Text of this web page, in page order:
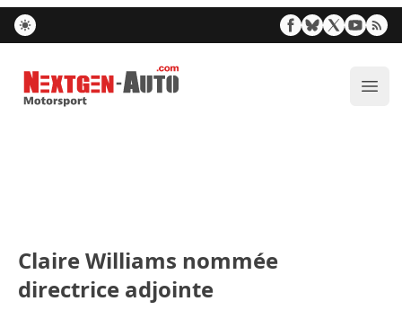
Nextgen-Auto.com
Claire Williams nommée
directrice adjointe